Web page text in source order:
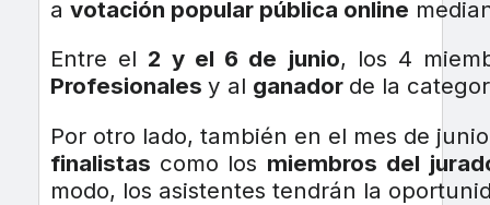
a votación popular pública online
Entre el 2 y el 6 de junio, los 4
Profesionales y al ganador de la
Por otro lado, también en el mes de
finalistas como los miembros del
modo, los asistentes tendrán la